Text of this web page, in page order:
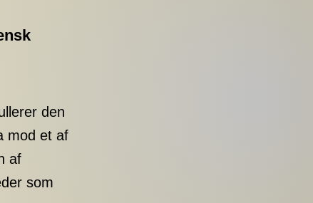
den
mod et af
af
som